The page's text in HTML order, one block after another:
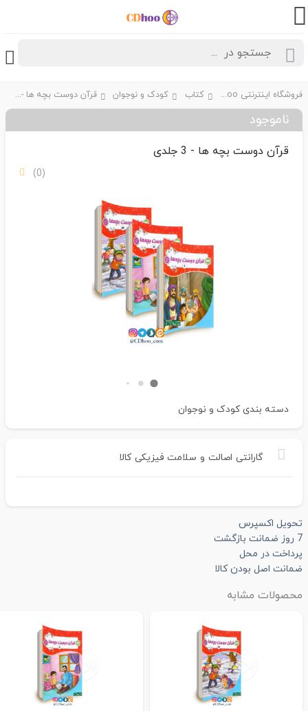
فروشگاه اینترنتی CDhoo کتاب کودک و نوجوان قرآن دوست بچه ها - 3 جلدی
ناموجود
قرآن دوست بچه ها - 3 جلدی
(0)
دسته بندی کودک و نوجوان
گارانتی اصالت و سلامت فیزیکی کالا
تحویل اکسپرس
7 روز ضمانت بازگشت
پرداخت در محل
ضمانت اصل بودن کالا
محصولات مشابه